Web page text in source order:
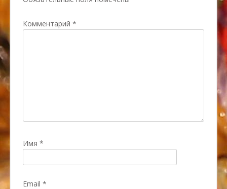
Комментарий *
Имя *
Email *